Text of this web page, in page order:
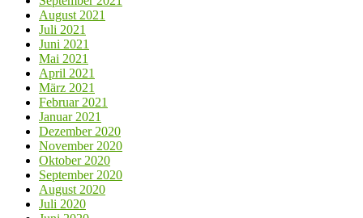
August 2021
Juli 2021
Juni 2021
Mai 2021
April 2021
März 2021
Februar 2021
Januar 2021
Dezember 2020
November 2020
Oktober 2020
September 2020
August 2020
Juli 2020